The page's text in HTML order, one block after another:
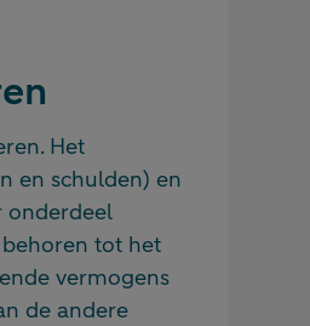
Het
en schulden) en
onderdeel
tot het
vermogens
de andere